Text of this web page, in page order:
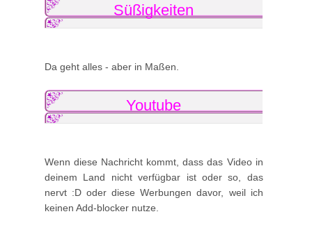
Süßigkeiten
Da geht alles - aber in Maßen.
Youtube
Wenn diese Nachricht kommt, dass das Video in
deinem Land nicht verfügbar ist oder so, das
nervt :D oder diese Werbungen davor, weil ich
keinen Add-blocker nutze.